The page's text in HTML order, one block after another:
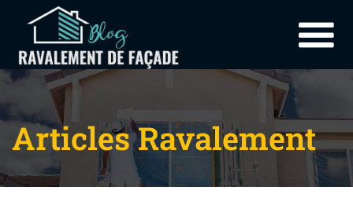
Articles Ravalement